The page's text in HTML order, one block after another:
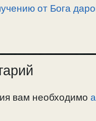
от Бога
вам необходимо